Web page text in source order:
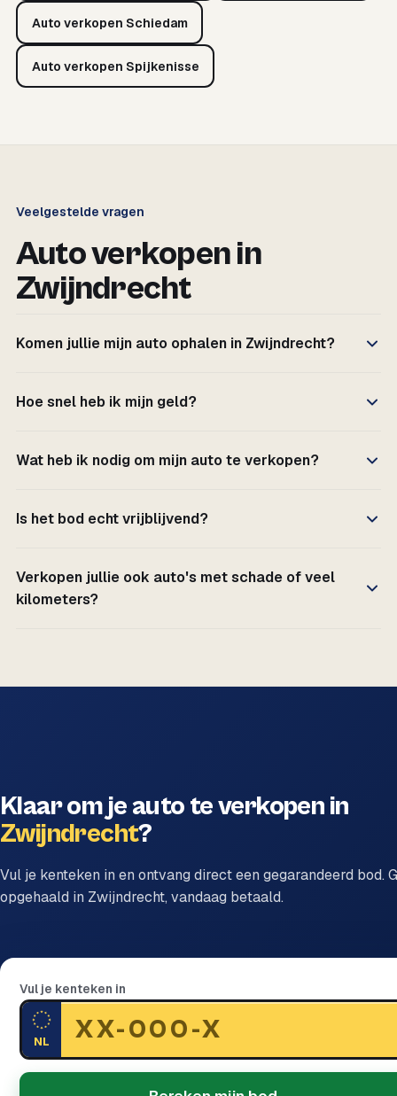
Auto verkopen Schiedam
Auto verkopen Spijkenisse
Veelgestelde vragen
Auto verkopen in
Zwijndrecht
Komen jullie mijn auto ophalen in Zwijndrecht?
Hoe snel heb ik mijn geld?
Wat heb ik nodig om mijn auto te verkopen?
Is het bod echt vrijblijvend?
Verkopen jullie ook auto's met schade of veel
kilometers?
Klaar om je auto te verkopen in
Zwijndrecht?
Vul je kenteken in en ontvang direct een gegarandeerd bod.
opgehaald in Zwijndrecht, vandaag betaald.
Vul je kenteken in
NL